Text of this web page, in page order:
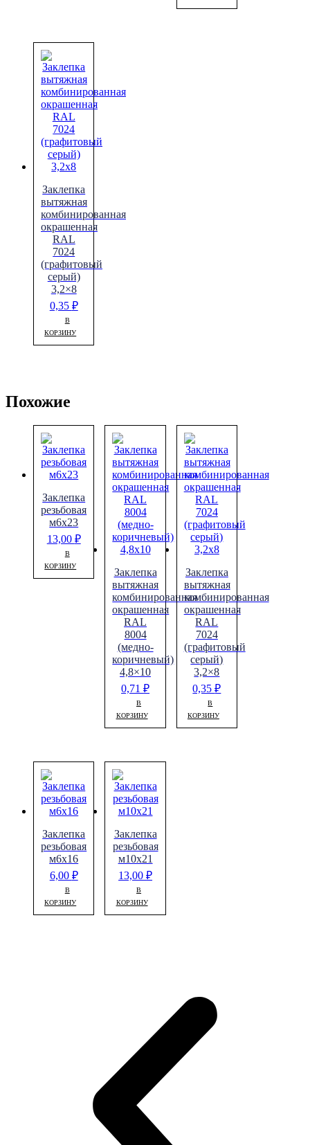
Заклепка
вытяжная
комбинированная
окрашенная
RAL
7024
(графитовый
серый)
3,2×8
0,35 ₽
В
КОРЗИНУ
Похожие
Заклепка
резьбовая
м6х23
13,00 ₽
В
КОРЗИНУ
Заклепка
вытяжная
комбинированная
окрашенная
RAL
8004
(медно-
коричневый)
4,8×10
0,71₽
В
КОРЗИНУ
Заклепка
вытяжная
комбинированная
окрашенная
RAL
7024
(графитовый
серый)
3,2×8
0,35₽
В
КОРЗИНУ
Заклепка
резьбовая
м6х16
6,00 ₽
В
КОРЗИНУ
Заклепка
резьбовая
м10х21
13,00₽
В
КОРЗИНУ